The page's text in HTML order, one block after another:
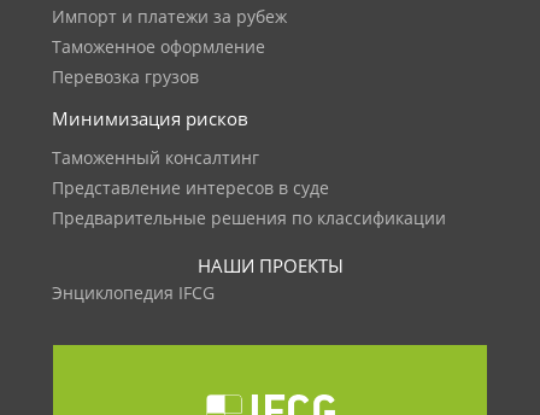
Импорт и платежи за рубеж
Таможенное оформление
Перевозка грузов
Минимизация рисков
Таможенный консалтинг
Представление интересов в суде
Предварительные решения по классификации
НАШИ ПРОЕКТЫ
Энциклопедия IFCG